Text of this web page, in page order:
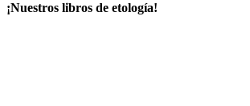
¡Nuestros libros de etología!